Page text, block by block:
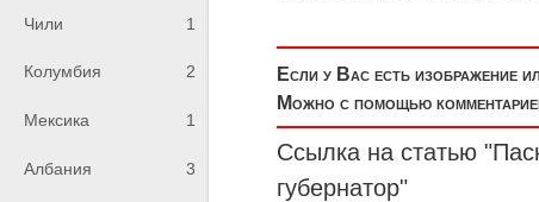
Чили 1
Колумбия 2
Мексика 1
Албания 3
Если у Вас есть изображение
Можно с помощью
Ссылка на статью
губернатор"